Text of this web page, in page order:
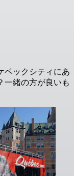
ベックシティにあ
一緒の方が良いも